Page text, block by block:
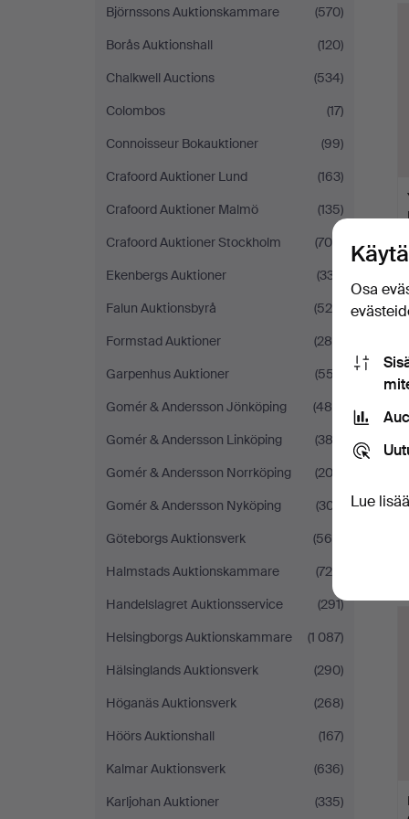
Björnssons Auktionskammare
(570)
Borås Auktionshall
(120)
Chalkwell Auctions
(534)
Colombos
(17)
Connoisseur Bokauktioner
(99)
Crafoord Auktioner Lund
(163)
Crafoord Auktioner Malmö
(135)
Crafoord Auktioner Stockholm
(706)
Ekenbergs Auktioner
(337)
Falun Auktionsbyrå
(525)
Formstad Auktioner
(286)
Garpenhus Auktioner
(557)
Gomér & Andersson Jönköping
(480)
Gomér & Andersson Linköping
(383)
Gomér & Andersson Norrköping
(203)
Gomér & Andersson Nyköping
(307)
Göteborgs Auktionsverk
(560)
Halmstads Auktionskammare
(725)
Handelslagret Auktionsservice
(291)
Helsingborgs Auktionskammare
(1 087)
Hälsinglands Auktionsverk
(290)
Höganäs Auktionsverk
(268)
Höörs Auktionshall
(167)
Kalmar Auktionsverk
(636)
Karljohan Auktioner
(335)
Osa
Lue lisää